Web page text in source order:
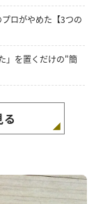
ロがやめた【3つの
」を置くだけの"簡